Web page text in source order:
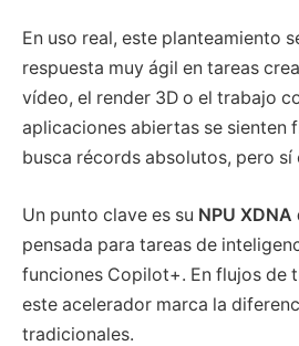
En uso real, este planteamiento
respuesta muy ágil en tareas
vídeo, el render 3D o el trabajo
aplicaciones abiertas se sienten
busca récords absolutos, pero sí
Un punto clave es su NPU XDNA
pensada para tareas de
funciones Copilot+. En flujos de
este acelerador marca la
tradicionales.